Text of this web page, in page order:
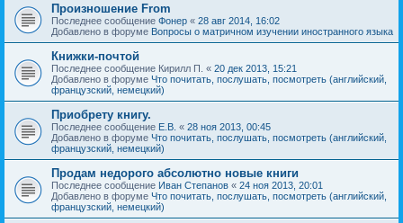
Произношение From
Последнее сообщение Фонер « 28 авг 2014, 16:02
Добавлено в форуме Вопросы о матричном изучении иностранного языка
Книжки-почтой
Последнее сообщение Кирилл П. « 20 дек 2013, 15:21
Добавлено в форуме Что почитать, послушать, посмотреть (английский,
французский, немецкий)
Приобрету книгу.
Последнее сообщение Е.В. « 28 ноя 2013, 00:45
Добавлено в форуме Что почитать, послушать, посмотреть (английский,
французский, немецкий)
Продам недорого абсолютно новые книги
Последнее сообщение Иван Степанов « 24 ноя 2013, 20:01
Добавлено в форуме Что почитать, послушать, посмотреть (английский,
французский, немецкий)